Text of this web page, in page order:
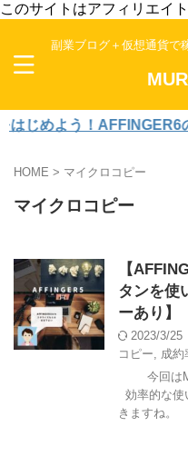
このサイトはアフィリエイ
副業ブログ＋仮想通貨で
めよう！AFFINGER6の
HOME > マイクロコピー
マイクロコピー
【
タンを使
ーあり】
2023/3/25
コピー, 成約
今回はMC
効率的な使
きますね